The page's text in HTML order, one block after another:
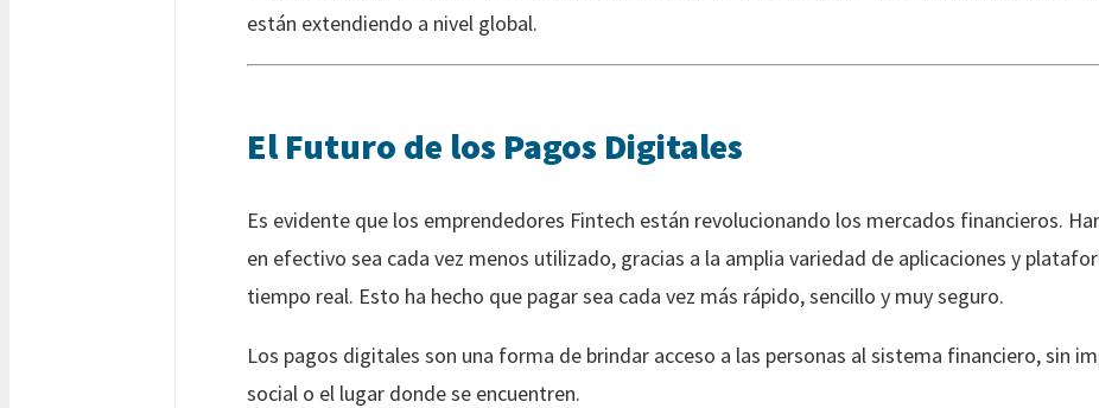
están extendiendo a nivel global.
El Futuro de los Pagos Digitales
Es evidente que los emprendedores Fintech están revolucionando los mercados financieros.
en efectivo sea cada vez menos utilizado, gracias a la amplia variedad de aplicaciones y
tiempo real. Esto ha hecho que pagar sea cada vez más rápido, sencillo y muy seguro.
Los pagos digitales son una forma de brindar acceso a las personas al sistema financiero, sin
social o el lugar donde se encuentren.